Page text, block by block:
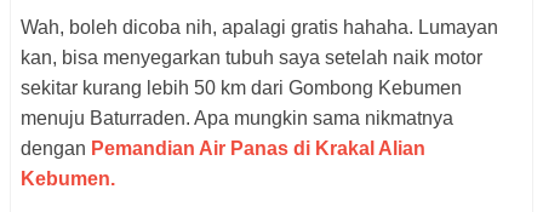
Wah, boleh dicoba nih, apalagi gratis hahaha. Lumayan
kan, bisa menyegarkan tubuh saya setelah naik motor
sekitar kurang lebih 50 km dari Gombong Kebumen
menuju Baturraden. Apa mungkin sama nikmatnya
dengan Pemandian Air Panas di Krakal Alian
Kebumen.